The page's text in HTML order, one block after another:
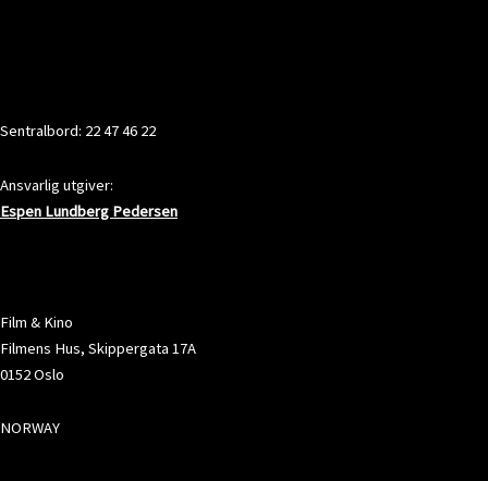
Sentralbord: 22 47 46 22
Ansvarlig utgiver:
Espen Lundberg Pedersen
Film & Kino
Filmens Hus, Skippergata 17A
0152 Oslo
NORWAY